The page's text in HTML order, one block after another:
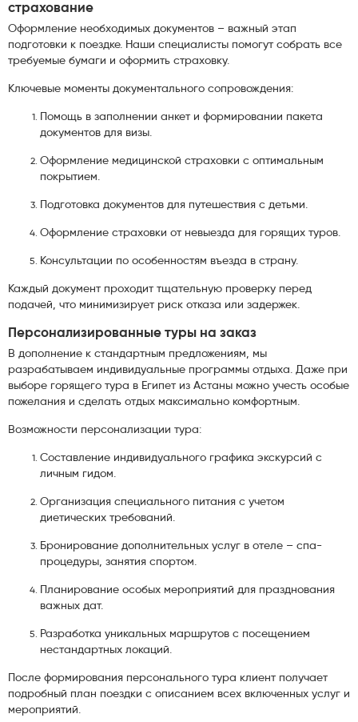
страхование
Оформление необходимых документов – важный этап
подготовки к поездке. Наши специалисты помогут собрать все
требуемые бумаги и оформить страховку.
Ключевые моменты документального сопровождения:
Помощь в заполнении анкет и формировании пакета
документов для визы.
Оформление медицинской страховки с оптимальным
покрытием.
Подготовка документов для путешествия с детьми.
Оформление страховки от невыезда для горящих туров.
Консультации по особенностям въезда в страну.
Каждый документ проходит тщательную проверку перед
подачей, что минимизирует риск отказа или задержек.
Персонализированные туры на заказ
В дополнение к стандартным предложениям, мы
разрабатываем индивидуальные программы отдыха. Даже при
выборе горящего тура в Египет из Астаны можно учесть особые
пожелания и сделать отдых максимально комфортным.
Возможности персонализации тура:
Составление индивидуального графика экскурсий с
личным гидом.
Организация специального питания с учетом
диетических требований.
Бронирование дополнительных услуг в отеле – спа-
процедуры, занятия спортом.
Планирование особых мероприятий для празднования
важных дат.
Разработка уникальных маршрутов с посещением
нестандартных локаций.
После формирования персонального тура клиент получает
подробный план поездки с описанием всех включенных услуг и
мероприятий.